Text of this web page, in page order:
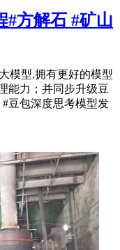
#方解石 #矿山
模型,拥有更好的模型
能力；并同步升级豆
豆包深度思考模型发